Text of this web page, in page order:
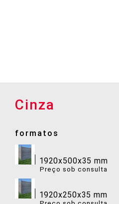
Cinza
formatos
1920x500x35 mm
Preço sob consulta
1920x250x35 mm